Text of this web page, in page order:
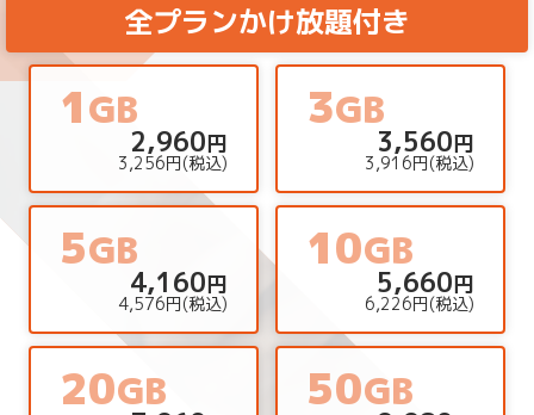
全プランかけ放題付き
1GB
2,960円
3,256円(税込)
3GB
3,560円
3,916円(税込)
5GB
4,160円
4,576円(税込)
10GB
5,660円
6,226円(税込)
20GB 50GB